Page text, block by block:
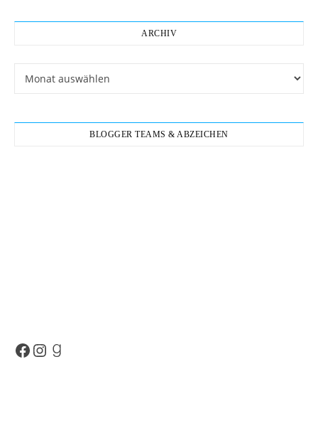
ARCHIV
BLOGGER TEAMS & ABZEICHEN
Facebook
Instagram
Goodreads